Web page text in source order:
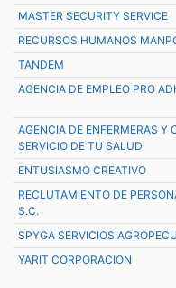
MASTER SECURITY SERVICE
RECURSOS HUMANOS
TANDEM
AGENCIA DE EMPLEO PRO
AGENCIA DE ENFERMERAS Y
SERVICIO DE TU SALUD
ENTUSIASMO CREATIVO
RECLUTAMIENTO DE
S.C.
SPYGA SERVICIOS
YARIT CORPORACION